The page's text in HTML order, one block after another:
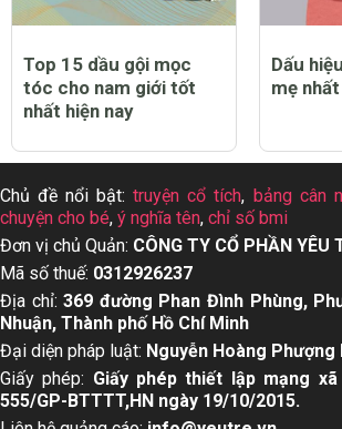
Top 15 dầu gội mọc
tóc cho nam giới tốt
nhất hiện nay
Dấu
mẹ
Chủ đề nổi bật:truyện cổ tích, bảng cân
chuyện cho bé, ý nghĩa tên, chỉ số bmi
Đơn vị chủ Quản: CÔNG TY CỔ PHẦN YÊU
Mã số thuế: 0312926237
Địa chỉ:369 đường Phan Đình Phùng,
Nhuận, Thành phố Hồ Chí Minh
Đại diện pháp luật: Nguyễn Hoàng Phượng
Giấy phép: Giấy phép thiết lập mạng
555/GP-BTTTT,HN ngày 19/10/2015.